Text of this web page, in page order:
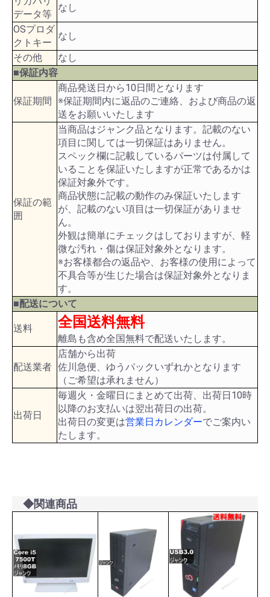
データ等
なし
OSプロダ
クトキー
なし
その他
なし
■保証内容
保証期間
商品発送日から10日間となります
※保証期間内に返品のご連絡、および商品の返
送をお願いいたします
保証の範
囲
当商品はジャンク品となります。記載のない
項目に関しては一切保証はありません。
スペック欄に記載しているパーツは付属して
いることを保証いたしますが正常であるかは
保証対象外です。
商品状態に記載の動作のみ保証いたします
が、記載のない項目は一切保証がありませ
ん。
外観は簡単にチェックはしておりますが、軽
微な汚れ・傷は保証対象外となります。
※お客様都合の返品や、お客様の使用によって
不具合等が生じた場合は保証対象外となりま
す。
■配送について
送料 全国送料無料
離島も含め全国無料で配送いたします。
配送業者
店舗から出荷
佐川急便、ゆうパックいずれかとなります
（ご希望は承れません）
出荷日
毎週火・金曜日にまとめて出荷、出荷日10時
以降のお支払いは翌出荷日の出荷。
出荷日の変更は営業日カレンダーでご案内い
たします。
◆関連商品